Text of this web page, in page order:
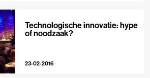
Technologische innovatie: hype
of noodzaak?
23-02-2016